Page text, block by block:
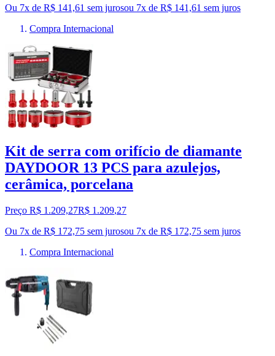
Ou 7x de R$ 141,61 sem jurosou 7x de R$ 141,61 sem juros
Compra Internacional
Kit de serra com orifício de diamante
DAYDOOR 13 PCS para azulejos,
cerâmica, porcelana
Preço R$ 1.209,27R$ 1.209,27
Ou 7x de R$ 172,75 sem jurosou 7x de R$ 172,75 sem juros
Compra Internacional